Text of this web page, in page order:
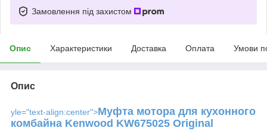
Замовлення під захистом
Опис Характеристики Доставка Оплата Умови
Опис
yle="text-align:center">Муфта мотора для кухонного
комбайна Kenwood KW675025 Original